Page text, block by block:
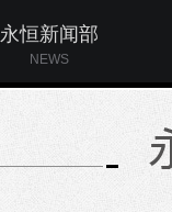
永恒新闻部
NEWS